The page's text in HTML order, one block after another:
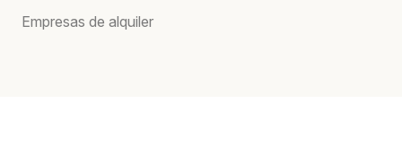
Empresas de alquiler